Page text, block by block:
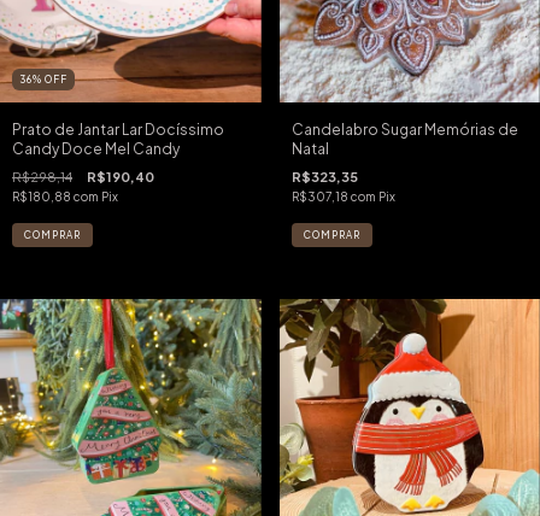
36% OFF
Prato de Jantar Lar Docíssimo
Candy Doce Mel Candy
R$298,14 R$190,40
R$180,88 com Pix
Candelabro Sugar Memórias de
Natal
R$323,35
R$307,18 com Pix